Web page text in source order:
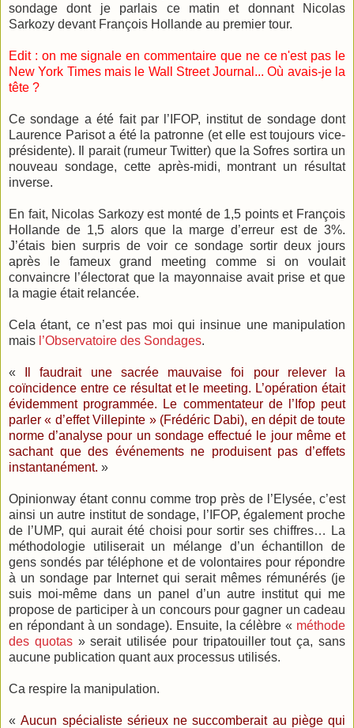
sondage dont je parlais ce matin et donnant Nicolas
Sarkozy devant François Hollande au premier tour.
Edit : on me signale en commentaire que ne ce n'est pas le
New York Times mais le Wall Street Journal... Où avais-je la
tête ?
Ce sondage a été fait par l’IFOP, institut de sondage dont
Laurence Parisot a été la patronne (et elle est toujours vice-
présidente). Il parait (rumeur Twitter) que la Sofres sortira un
nouveau sondage, cette après-midi, montrant un résultat
inverse.
En fait, Nicolas Sarkozy est monté de 1,5 points et François
Hollande de 1,5 alors que la marge d’erreur est de 3%.
J’étais bien surpris de voir ce sondage sortir deux jours
après le fameux grand meeting comme si on voulait
convaincre l’électorat que la mayonnaise avait prise et que
la magie était relancée.
Cela étant, ce n’est pas moi qui insinue une manipulation
mais l’Observatoire des Sondages.
«
Il faudrait une sacrée mauvaise foi pour relever la
coïncidence entre ce résultat et le meeting. L’opération était
évidemment programmée. Le commentateur de l’Ifop peut
parler « d’effet Villepinte » (Frédéric Dabi), en dépit de toute
norme d’analyse pour un sondage effectué le jour même et
sachant que des événements ne produisent pas d’effets
instantanément. »
Opinionway étant connu comme trop près de l’Elysée, c’est
ainsi un autre institut de sondage, l’IFOP, également proche
de l’UMP, qui aurait été choisi pour sortir ses chiffres… La
méthodologie utiliserait un mélange d’un échantillon de
gens sondés par téléphone et de volontaires pour répondre
à un sondage par Internet qui serait mêmes rémunérés (je
suis moi-même dans un panel d’un autre institut qui me
propose de participer à un concours pour gagner un cadeau
en répondant à un sondage). Ensuite, la célèbre « méthode
des quotas» serait utilisée pour tripatouiller tout ça, sans
aucune publication quant aux processus utilisés.
Ca respire la manipulation.
«Aucun spécialiste sérieux ne succomberait au piège qui